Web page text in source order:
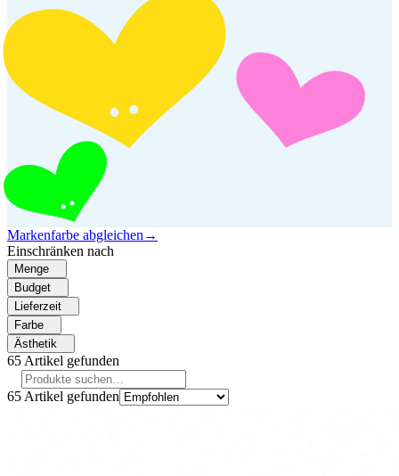
Markenfarbe abgleichen →
Einschränken nach
Menge
Budget
Lieferzeit
Farbe
Ästhetik
65 Artikel gefunden
65 Artikel gefunden